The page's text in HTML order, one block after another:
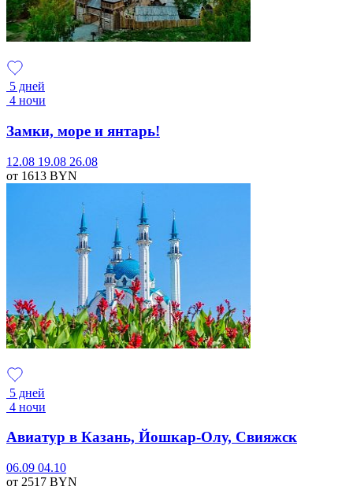
5 дней
4 ночи
Замки, море и янтарь!
12.08 19.08 26.08
от 1613 BYN
5 дней
4 ночи
Авиатур в Казань, Йошкар-Олу, Свияжск
06.09 04.10
от 2517 BYN